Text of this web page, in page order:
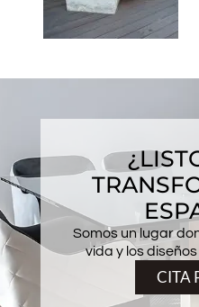
Somos un lugar
vida y los
CITA